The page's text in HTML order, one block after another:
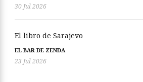
30 Jul 2026
El libro de Sarajevo
EL BAR DE ZENDA
23 Jul 2026